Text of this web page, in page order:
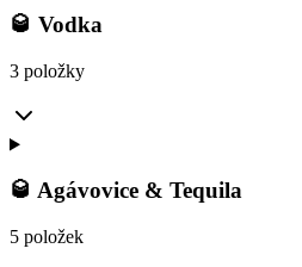
🥃 Vodka
3 položky
🥃 Agávovice & Tequila
5 položek